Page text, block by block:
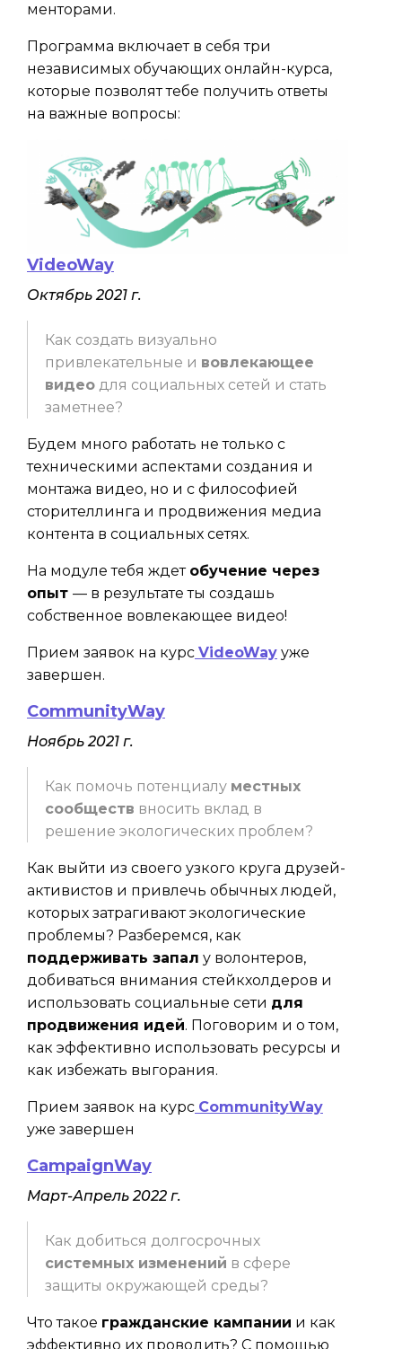
менторами.
Программа включает в себя три
независимых обучающих онлайн-курса,
которые позволят тебе получить ответы
на важные вопросы:
VideoWay
Октябрь 2021 г.
Как создать визуально
привлекательные и вовлекающее
видео для социальных сетей и стать
заметнее?
Будем много работать не только с
техническими аспектами создания и
монтажа видео, но и с философией
сторителлинга и продвижения медиа
контента в социальных сетях.
На модуле тебя ждет обучение через
опыт — в результате ты создашь
собственное вовлекающее видео!
Прием заявок на курс VideoWay уже
завершен.
CommunityWay
Ноябрь 2021 г.
Как помочь потенциалу местных
сообществ вносить вклад в
решение экологических проблем?
Как выйти из своего узкого круга друзей-
активистов и привлечь обычных людей,
которых затрагивают экологические
проблемы? Разберемся, как
поддерживать запал у волонтеров,
добиваться внимания стейкхолдеров и
использовать социальные сети для
продвижения идей. Поговорим и о том,
как эффективно использовать ресурсы и
как избежать выгорания.
Прием заявок на курс CommunityWay
уже завершен
CampaignWay
Март-Апрель 2022 г.
Как добиться долгосрочных
системных изменений в сфере
защиты окружающей среды?
Что такое гражданские кампании и как
эффективно их проводить? С помощью